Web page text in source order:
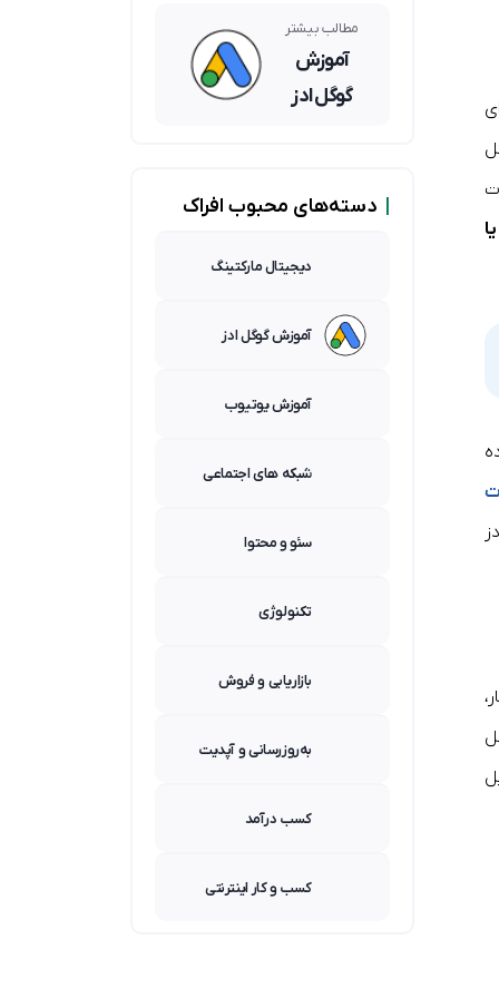
کدامیک
برای شما
مناسبتر
است؟
مطالب بیشتر
آموزش
گوگل ادز
دسته‌های محبوب افراک
دیجیتال مارکتینگ
آموزش گوگل ادز
آموزش یوتیوب
شبکه های اجتماعی
سئو و محتوا
تکنولوژی
بازاریابی و فروش
به‌روزرسانی و آپدیت
کسب درآمد
کسب و کار اینترنتی